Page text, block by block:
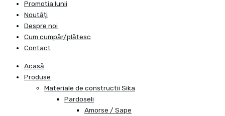
Promotia lunii
Noutăți
Despre noi
Cum cumpăr/plătesc
Contact
Acasă
Produse
Materiale de constructii Sika
Pardoseli
Amorse / Sape